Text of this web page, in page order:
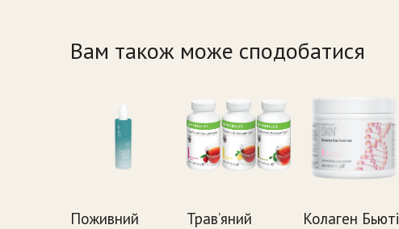
Вам також може сподобатися
Поживний
Трав’яний
Колаген Бьюті